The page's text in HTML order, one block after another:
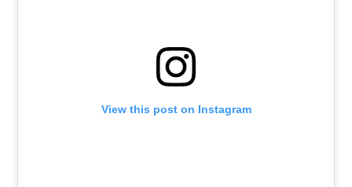
View this post on Instagram